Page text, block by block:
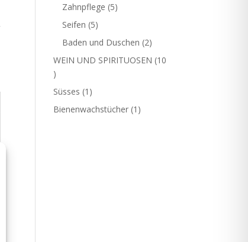
Zahnpflege 55
Seifen 55
Produkte
Baden und Duschen 22
Produkte
WEIN UND SPIRITUOSEN 10
10
Produkte
Süsses 1 1
Produkt
Bienenwachstücher 1 1